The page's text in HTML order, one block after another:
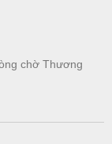
chờ Thương